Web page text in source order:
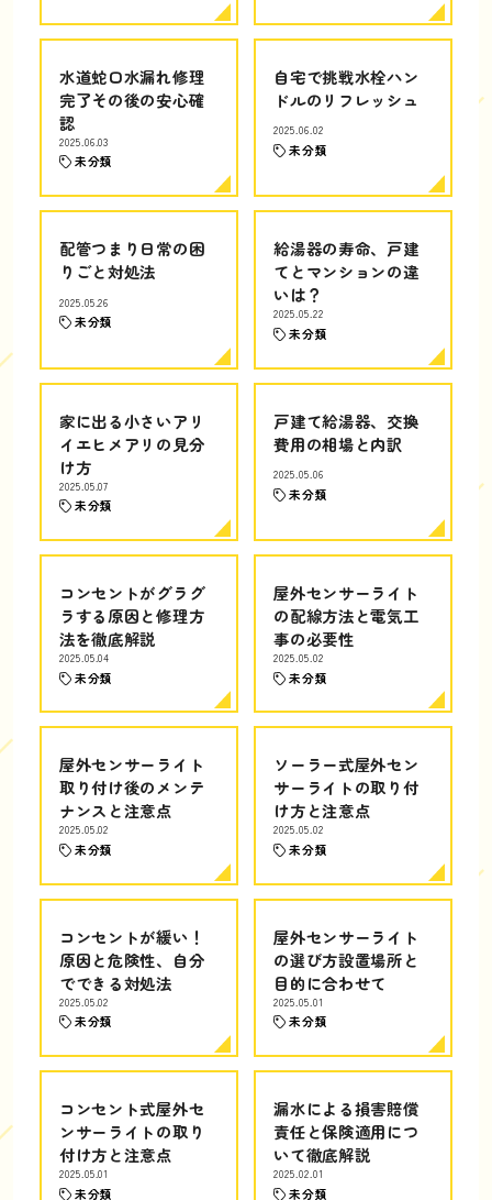
水道蛇口水漏れ修理
完了その後の安心確
認
2025.06.03
未分類
自宅で挑戦水栓ハン
ドルのリフレッシュ
2025.06.02
未分類
配管つまり日常の困
りごと対処法
2025.05.26
未分類
給湯器の寿命、戸建
てとマンションの違
いは？
2025.05.22
未分類
家に出る小さいアリ
イエヒメアリの見分
け方
2025.05.07
未分類
戸建て給湯器、交換
費用の相場と内訳
2025.05.06
未分類
コンセントがグラグ
ラする原因と修理方
法を徹底解説
2025.05.04
未分類
屋外センサーライト
の配線方法と電気工
事の必要性
2025.05.02
未分類
屋外センサーライト
取り付け後のメンテ
ナンスと注意点
2025.05.02
未分類
ソーラー式屋外セン
サーライトの取り付
け方と注意点
2025.05.02
未分類
コンセントが緩い！
原因と危険性、自分
でできる対処法
2025.05.02
未分類
屋外センサーライト
の選び方設置場所と
目的に合わせて
2025.05.01
未分類
コンセント式屋外セ
ンサーライトの取り
付け方と注意点
2025.05.01
未分類
漏水による損害賠償
責任と保険適用につ
いて徹底解説
2025.02.01
未分類